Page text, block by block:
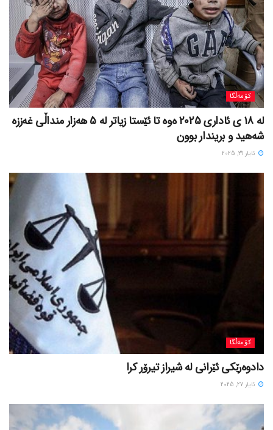
کۆمەڵگا
لە 18 ی ئاداری 2025 ەوە تا ئێستا زیاتر لە 5 هەزار منداڵی غەززە
شەهید و بریندار بوون
ئایار 31, 2025
کۆمەڵگا
دادوەرێکی ئێرانی لە شیراز تیرۆر کرا
ئایار 27, 2025